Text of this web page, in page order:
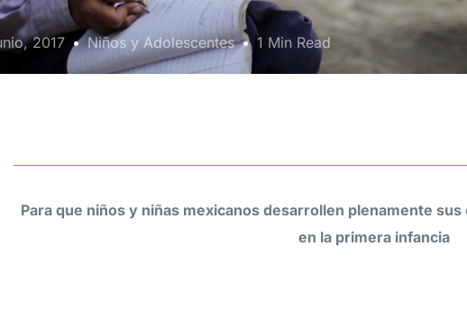
2017 Niños y Adolescentes 1 Min Read
Para que niños y niñas mexicanos desarrollen plenamente
en la primera infancia